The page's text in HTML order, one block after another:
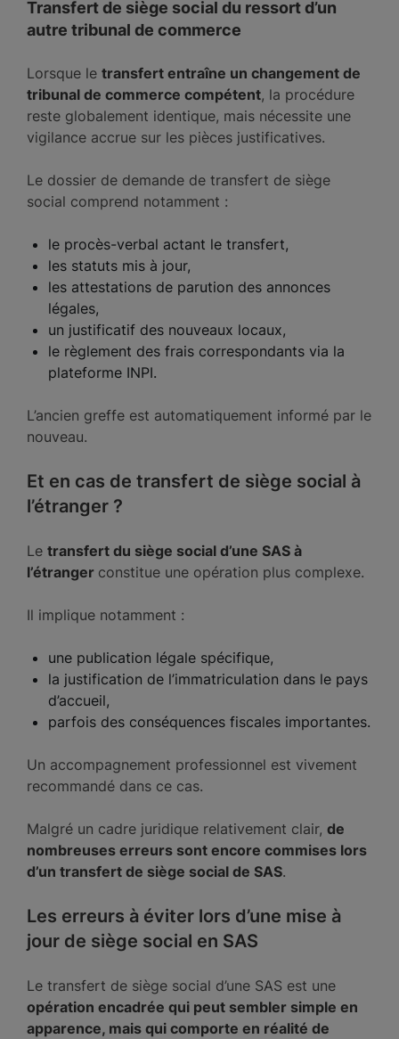
Transfert de siège social du ressort d’un
autre tribunal de commerce
Lorsque le transfert entraîne un changement de
tribunal de commerce compétent, la procédure
reste globalement identique, mais nécessite une
vigilance accrue sur les pièces justificatives.
Le dossier de demande de transfert de siège
social comprend notamment :
le procès-verbal actant le transfert,
les statuts mis à jour,
les attestations de parution des annonces
légales,
un justificatif des nouveaux locaux,
le règlement des frais correspondants via la
plateforme INPI.
L’ancien greffe est automatiquement informé par le
nouveau.
Et en cas de transfert de siège social à
l’étranger ?
Le transfert du siège social d’une SAS à
l’étranger constitue une opération plus complexe.
Il implique notamment :
une publication légale spécifique,
la justification de l’immatriculation dans le pays
d’accueil,
parfois des conséquences fiscales importantes.
Un accompagnement professionnel est vivement
recommandé dans ce cas.
Malgré un cadre juridique relativement clair, de
nombreuses erreurs sont encore commises lors
d’un transfert de siège social de SAS.
Les erreurs à éviter lors d’une mise à
jour de siège social en SAS
Le transfert de siège social d’une SAS est une
opération encadrée qui peut sembler simple en
apparence, mais qui comporte en réalité de